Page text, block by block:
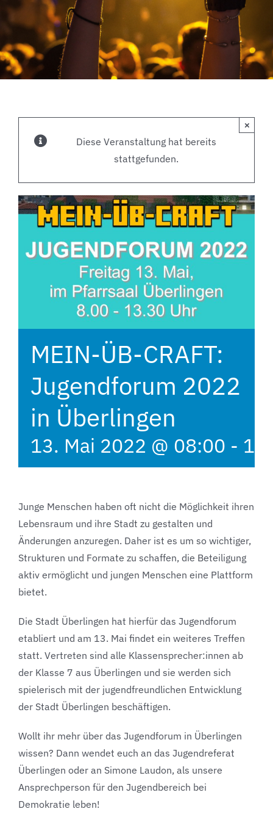
Diese Veranstaltung hat bereits
stattgefunden.
×
MEIN-ÜB-CRAFT:
Jugendforum 2022
in Überlingen
13. Mai 2022 @ 08:00 -
Junge Menschen haben oft nicht die Möglichkeit ihren
Lebensraum und ihre Stadt zu gestalten und
Änderungen anzuregen. Daher ist es um so wichtiger,
Strukturen und Formate zu schaffen, die Beteiligung
aktiv ermöglicht und jungen Menschen eine Plattform
bietet.
Die Stadt Überlingen hat hierfür das Jugendforum
etabliert und am 13. Mai findet ein weiteres Treffen
statt. Vertreten sind alle Klassensprecher:innen ab
der Klasse 7 aus Überlingen und sie werden sich
spielerisch mit der jugendfreundlichen Entwicklung
der Stadt Überlingen beschäftigen.
Wollt ihr mehr über das Jugendforum in Überlingen
wissen? Dann wendet euch an das Jugendreferat
Überlingen oder an Simone Laudon, als unsere
Ansprechperson für den Jugendbereich bei
Demokratie leben!